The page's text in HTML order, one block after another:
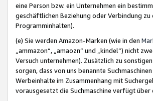
eine Person bzw. ein Unternehmen ein
geschäftlichen Beziehung oder Verbindung
Programminhalten).
(e) Sie werden Amazon-Marken (wie in den
„ammazon“, „amaozn“ und „kindel“) nicht
Versuch unternehmen). Zusätzlich zu
sorgen, dass von uns benannte
Werbeinhalte im Zusammenhang mit
vorausgesetzt die Suchmaschine verfügt über